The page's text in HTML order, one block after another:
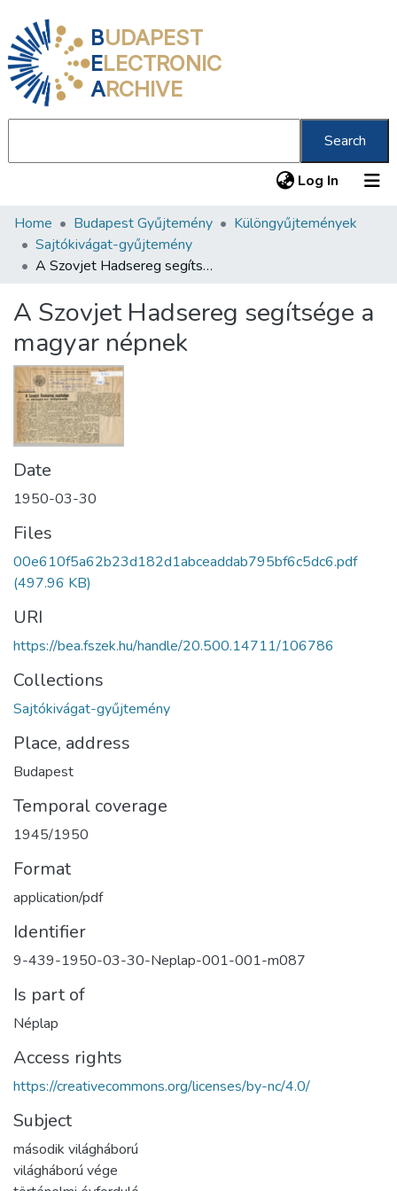
BUDAPEST
ELECTRONIC
ARCHIVE
Search
Log In (current)
Communities & Collections
All of DSpace
Home Budapest Gyűjtemény
Különgyűjtemények
Sajtókivágat-gyűjtemény
A Szovjet Hadsereg segítsége a magyar népnek
A Szovjet Hadsereg segítsége a
magyar népnek
Date
1950-03-30
Files
00e610f5a62b23d182d1abceaddab795bf6c5dc6.pdf
(497.96 KB)
URI
https://bea.fszek.hu/handle/20.500.14711/106786
Collections
Sajtókivágat-gyűjtemény
Place, address
Budapest
Temporal coverage
1945/1950
Format
application/pdf
Identifier
9-439-1950-03-30-Neplap-001-001-m087
Is part of
Néplap
Access rights
https://creativecommons.org/licenses/by-nc/4.0/
Subject
második világháború
világháború vége